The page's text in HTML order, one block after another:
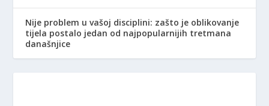
Nije problem u vašoj disciplini: zašto je oblikovanje
tijela postalo jedan od najpopularnijih tretmana
današnjice